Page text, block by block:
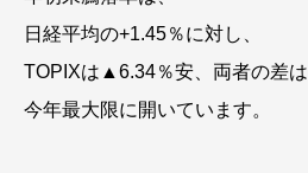
日経平均の+1.45％に対し、
TOPIXは▲6.34％安、両者の差は
今年最大限に開いています。